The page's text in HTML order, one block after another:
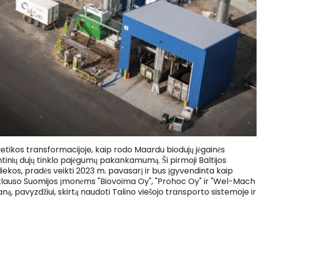
transformacijoje, kaip rodo Maardu biodujų jėgainės
dujų tinklo pajėgumų pakankamumą. Ši pirmoji Baltijos
pradės veikti 2023 m. pavasarį ir bus įgyvendinta kaip
Suomijos įmonėms "Biovoima Oy", "Prohoc Oy" ir "Wel-Mach
pavyzdžiui, skirtą naudoti Talino viešojo transporto sistemoje ir